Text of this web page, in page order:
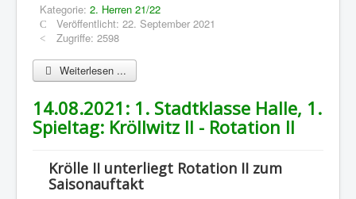
Kategorie: 2. Herren 21/22
Veröffentlicht: 22. September 2021
Zugriffe: 2598
Weiterlesen ...
14.08.2021: 1. Stadtklasse Halle, 1.
Spieltag: Kröllwitz II - Rotation II
Krölle II unterliegt Rotation II zum
Saisonauftakt